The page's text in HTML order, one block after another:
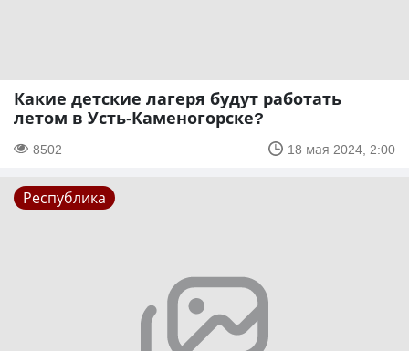
Какие детские лагеря будут работать
летом в Усть-Каменогорске?
8502 18 мая 2024, 2:00
Республика